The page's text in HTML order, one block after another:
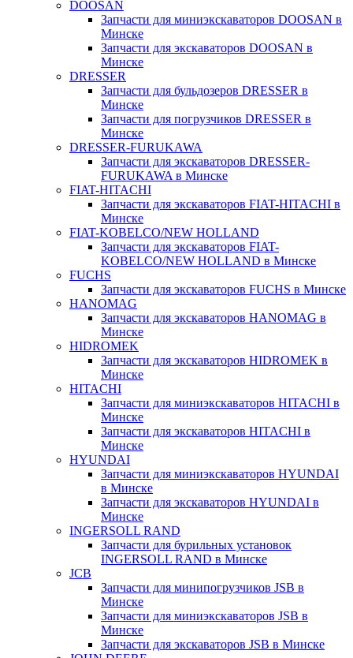
DOOSAN
Запчасти для миниэкскаваторов DOOSAN в
Минске
Запчасти для экскаваторов DOOSAN в
Минске
DRESSER
Запчасти для бульдозеров DRESSER в
Минске
Запчасти для погрузчиков DRESSER в
Минске
DRESSER-FURUKAWA
Запчасти для экскаваторов DRESSER-
FURUKAWA в Минске
FIAT-HITACHI
Запчасти для экскаваторов FIAT-HITACHI в
Минске
FIAT-KOBELCO/NEW HOLLAND
Запчасти для экскаваторов FIAT-
KOBELCO/NEW HOLLAND в Минске
FUCHS
Запчасти для экскаваторов FUCHS в Минске
HANOMAG
Запчасти для экскаваторов HANOMAG в
Минске
HIDROMEK
Запчасти для экскаваторов HIDROMEK в
Минске
HITACHI
Запчасти для миниэкскаваторов HITACHI в
Минске
Запчасти для экскаваторов HITACHI в
Минске
HYUNDAI
Запчасти для миниэкскаваторов HYUNDAI
в Минске
Запчасти для экскаваторов HYUNDAI в
Минске
INGERSOLL RAND
Запчасти для бурильных установок
INGERSOLL RAND в Минске
JCB
Запчасти для минипогрузчиков JSB в
Минске
Запчасти для миниэкскаваторов JSB в
Минске
Запчасти для экскаваторов JSB в Минске